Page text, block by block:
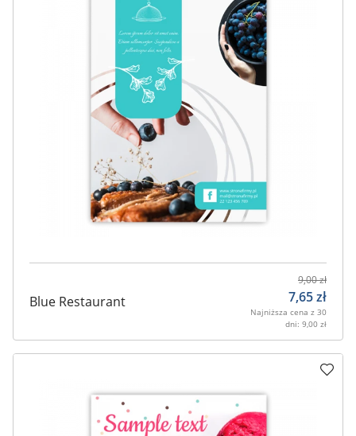
Blue Restaurant
9,00zł
7,65zł
Najniższa cena z 30
dni: 9,00 zł